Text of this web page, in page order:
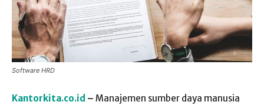
Software HRD
Kantorkita.co.id – Manajemen sumber daya manusia